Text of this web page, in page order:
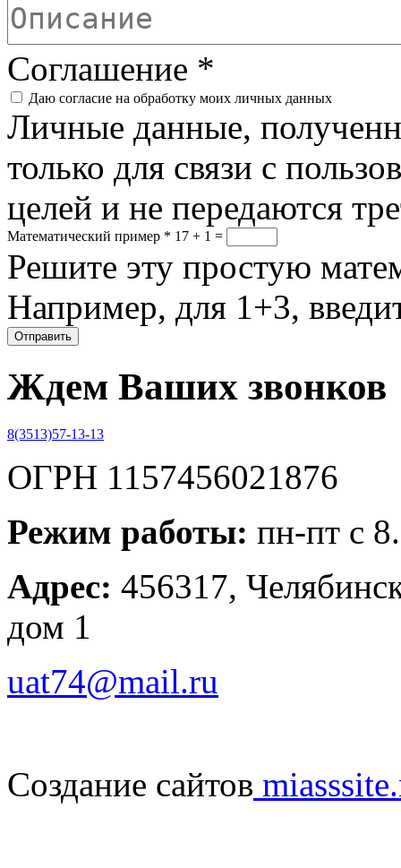
Соглашение *
Даю согласие на обработку моих личных данных
Личные данные,
только для связи с
целей и не передаются
Математический пример * 17 + 1 =
Решите эту простую
Например, для 1+3,
Ждем Ваших звонков
8(3513)57-13-13
ОГРН 1157456021876
Режим работы: пн-пт с
Адрес: 456317,
дом 1
uat74@mail.ru
Создание сайтов